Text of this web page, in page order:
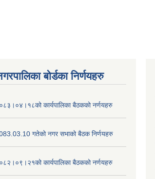
बोर्डका निर्णयहरु
कार्यपालिका बैठकको नर्णयहरु
गतेको नगर सभाको बैठक निर्णयहरु
कार्यपालिका बैठकको नर्णयहरु